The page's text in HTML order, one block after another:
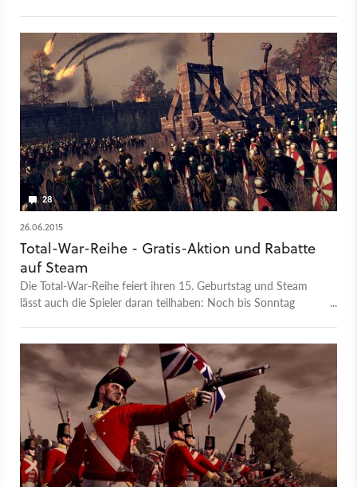
28
26.06.2015
Total-War-Reihe - Gratis-Aktion und Rabatte
auf Steam
Die Total-War-Reihe feiert ihren 15. Geburtstag und Steam
lässt auch die Spieler daran teilhaben: Noch bis Sonntag